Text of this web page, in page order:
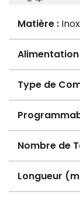
Matière : Inox
Alimentation
Type de
Nombre de
Longueur